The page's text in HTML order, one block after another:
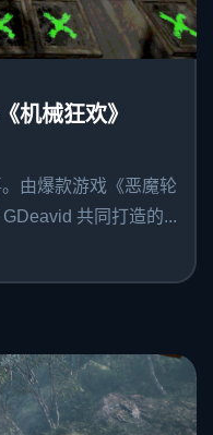
机械狂欢》
由爆款游戏《恶魔轮
共同打造的...